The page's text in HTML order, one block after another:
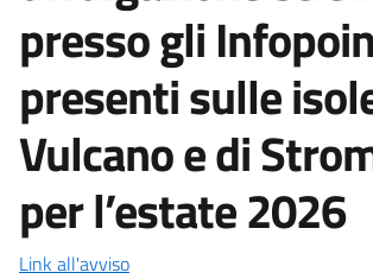
presso gli
presenti sulle
Vulcano e di
per l’estate 2026
Link all'avviso